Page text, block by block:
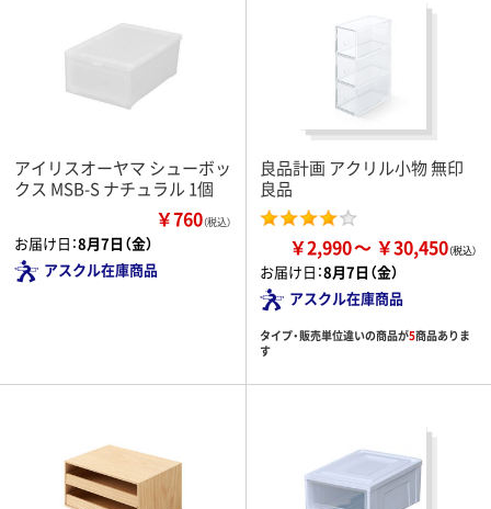
アイリスオーヤマ シューボッ
クス MSB-S ナチュラル 1個
￥760（税込）
お届け日：8月7日（金）
アスクル在庫商品
良品計画 アクリル小物 無印
良品
￥2,990 ￥30,450
お届け日：8月7日（金）
アスクル在庫商品
タイプ・販売単位違いの商品が5商品ありま
す